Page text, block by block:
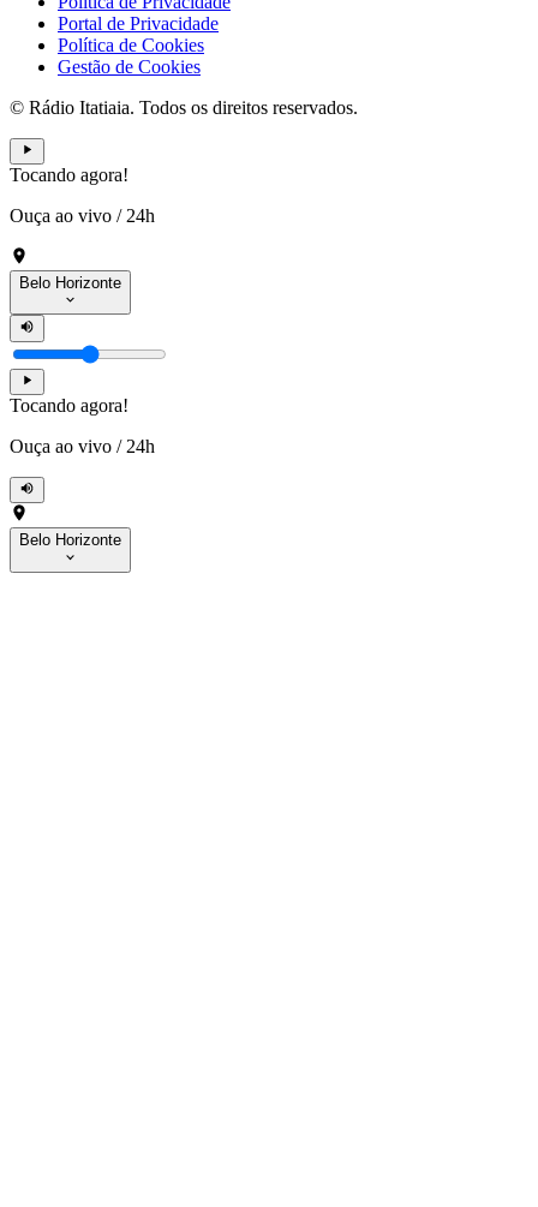
Portal de Privacidade
Política de Cookies
Gestão de Cookies
© Rádio Itatiaia. Todos os direitos reservados.
Tocando agora!
Ouça ao vivo / 24h
Belo Horizonte
Tocando agora!
Ouça ao vivo / 24h
Belo Horizonte